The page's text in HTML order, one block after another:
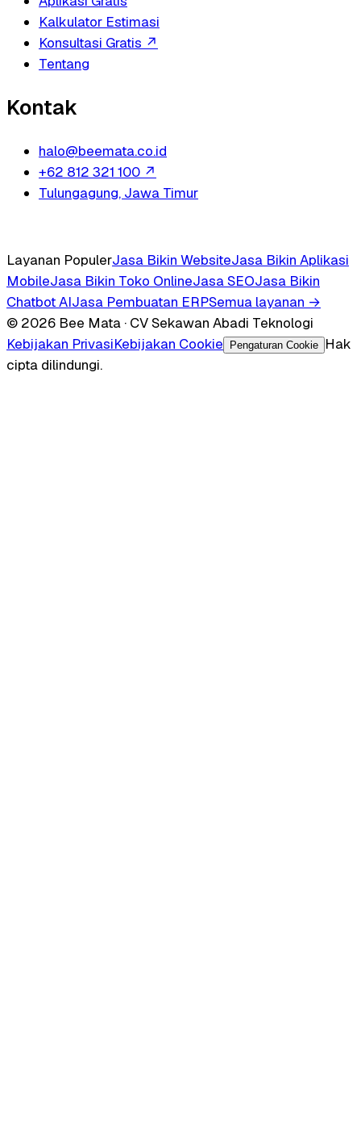
Kalkulator Estimasi
Konsultasi Gratis ↗
Tentang
Kontak
halo@beemata.co.id
+62 812 321 100 ↗
Tulungagung, Jawa Timur
Layanan PopulerJasa Bikin WebsiteJasa Bikin Aplikasi
MobileJasa Bikin Toko OnlineJasa SEOJasa Bikin
Chatbot AIJasa Pembuatan ERPSemua layanan →
© 2026 Bee Mata · CV Sekawan Abadi Teknologi
Kebijakan PrivasiKebijakan Cookie Pengaturan Cookie
Hak
cipta dilindungi.